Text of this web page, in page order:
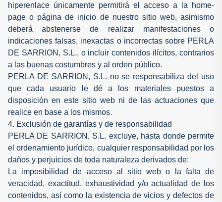
hiperenlace únicamente permitirá el acceso a la home-
page o página de inicio de nuestro sitio web, asimismo
deberá abstenerse de realizar manifestaciones o
indicaciones falsas, inexactas o incorrectas sobre PERLA
DE SARRION, S.L., o incluir contenidos ilícitos, contrarios
a las buenas costumbres y al orden público.
PERLA DE SARRION, S.L. no se responsabiliza del uso
que cada usuario le dé a los materiales puestos a
disposición en este sitio web ni de las actuaciones que
realice en base a los mismos.
4. Exclusión de garantías y de responsabilidad
PERLA DE SARRION, S.L. excluye, hasta donde permite
el ordenamiento jurídico, cualquier responsabilidad por los
daños y perjuicios de toda naturaleza derivados de:
La imposibilidad de acceso al sitio web o la falta de
veracidad, exactitud, exhaustividad y/o actualidad de los
contenidos, así como la existencia de vicios y defectos de